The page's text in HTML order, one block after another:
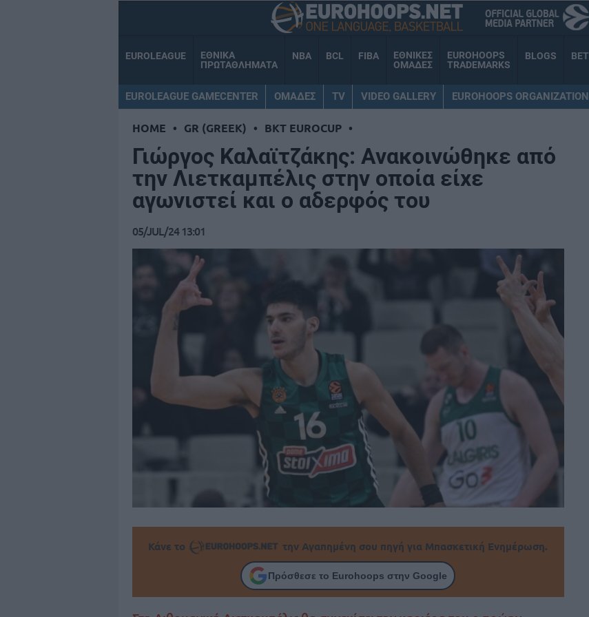
EUROLEAGUE
ΕΘΝΙΚΑ
ΠΡΩΤΑΘΛΗΜΑΤΑ
NBA BCL FIBA
ΕΘΝΙΚΕΣ
ΟΜΑΔΕΣ
EUROHOOPS
TRADEMARKS
BLOGS BET
EUROLEAGUE GAMECENTER ΟΜΑΔΕΣ TV VIDEO GALLERY EUROHOOPS ORGANIZATION
HOME • GR (GREEK) • BKT EUROCUP •
Γιώργος Καλαϊτζάκης: Ανακοινώθηκε από
την Λιετκαμπέλις στην οποία είχε
αγωνιστεί και ο αδερφός του
05/JUL/24 13:01
Κάνε το την Αγαπημένη σου πηγή για Μπασκετική Ενημέρωση.
Πρόσθεσε το Eurohoops στην Google